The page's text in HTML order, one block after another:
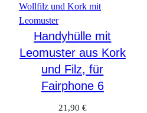
6
M
n
Handyhülle mit
Leomuster aus Kork
und Filz, für
Fairphone 6
21,90 €